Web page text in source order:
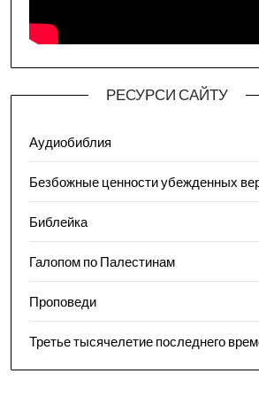
РЕСУРСИ САЙТУ
Аудиобиблия
Безбожные ценности убежденных
Библейка
Галопом по Палестинам
Проповеди
Третье тысячелетие последнего